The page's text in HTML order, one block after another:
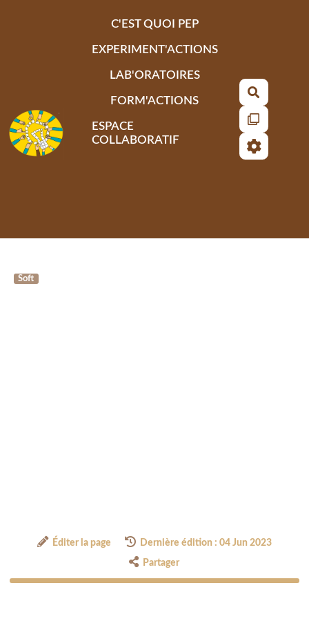
C'EST QUOI PEP
EXPERIMENT'ACTIONS
LAB'ORATOIRES
FORM'ACTIONS
ESPACE
COLLABORATIF
Soft
Éditer la page Dernière édition : 04 Jun 2023
Partager